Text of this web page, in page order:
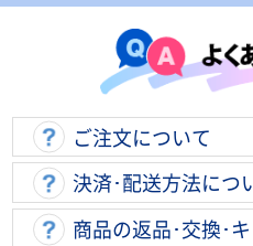
ご注文について
決済･配送方法につ
商品の返品･交換･